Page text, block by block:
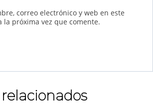
correo electrónico y web en este
la próxima vez que comente.